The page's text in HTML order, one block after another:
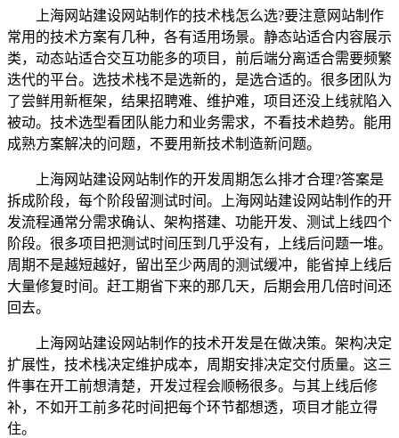
上海网站建设网站制作的技术栈怎么选?要注意网站制作
常用的技术方案有几种，各有适用场景。静态站适合内容展示
类，动态站适合交互功能多的项目，前后端分离适合需要频繁
迭代的平台。选技术栈不是选新的，是选合适的。很多团队为
了尝鲜用新框架，结果招聘难、维护难，项目还没上线就陷入
被动。技术选型看团队能力和业务需求，不看技术趋势。能用
成熟方案解决的问题，不要用新技术制造新问题。
上海网站建设网站制作的开发周期怎么排才合理?答案是
拆成阶段，每个阶段留测试时间。上海网站建设网站制作的开
发流程通常分需求确认、架构搭建、功能开发、测试上线四个
阶段。很多项目把测试时间压到几乎没有，上线后问题一堆。
周期不是越短越好，留出至少两周的测试缓冲，能省掉上线后
大量修复时间。赶工期省下来的那几天，后期会用几倍时间还
回去。
上海网站建设网站制作的技术开发是在做决策。架构决定
扩展性，技术栈决定维护成本，周期安排决定交付质量。这三
件事在开工前想清楚，开发过程会顺畅很多。与其上线后修
补，不如开工前多花时间把每个环节都想透，项目才能立得
住。